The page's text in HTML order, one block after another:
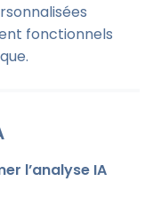
fonctionnels
l’analyse IA